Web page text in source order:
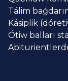
Tálim
Kásiplik
Ótiw balları